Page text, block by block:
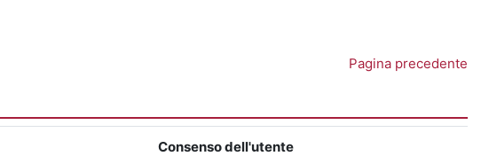
Pagina precedente
Consenso dell'utente